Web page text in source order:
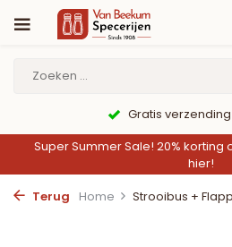
Gratis
Super Summer Sale! 20% korting
hier!
Terug
Home Strooibus +